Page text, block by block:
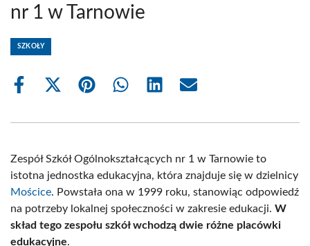
nr 1 w Tarnowie
SZKOŁY
Share
Share
(Twitter)
Share Share Share Share
Zespół Szkół Ogólnokształcących nr 1 w Tarnowie to
istotna jednostka edukacyjna, która znajduje się w dzielnicy
Mościce. Powstała ona w 1999 roku, stanowiąc odpowiedź
na potrzeby lokalnej społeczności w zakresie edukacji. W
skład tego zespołu szkół wchodzą dwie różne placówki
edukacyjne.